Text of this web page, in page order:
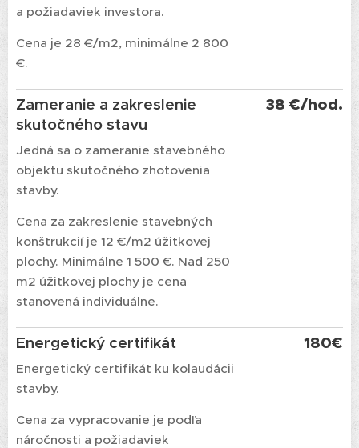
a požiadaviek investora.
Cena je 28 €/m2, minimálne 2 800
€.
Zameranie a zakreslenie
skutočného stavu
Jedná sa o zameranie stavebného
objektu skutočného zhotovenia
stavby.
Cena za zakreslenie stavebných
konštrukcií je 12 €/m2 úžitkovej
plochy. Minimálne 1 500 €. Nad 250
m2 úžitkovej plochy je cena
stanovená individuálne.
38 €/hod.
Energetický certifikát
Energetický certifikát ku kolaudácii
stavby.
Cena za vypracovanie je podľa
náročnosti a požiadaviek
180€